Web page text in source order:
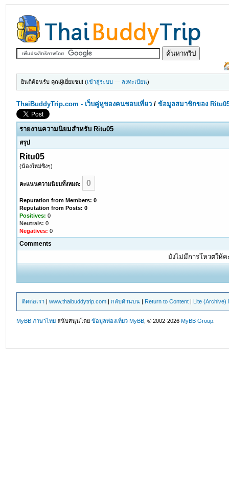
ยินดีต้อนรับ คุณผู้เยี่ยมชม! (เข้าสู่ระบบ — ลงทะเบียน)
ThaiBuddyTrip.com - เว็บคู่หูของคนชอบเที่ยว /ข้อมูลสมาชิกของ
รายงานความนิยมสำหรับ Ritu05
สรุป
Ritu05
(น้องใหม่ซิงๆ)
คะแนนความนิยมทั้งหมด: 0
Reputation from Members: 0
Reputation from Posts: 0
Positives: 0
Neutrals: 0
Negatives: 0
Comments
ยังไม่มีการโหวตให้
ติดต่อเรา |www.thaibuddytrip.com |กลับด้านบน | Return to Content | Lite (Archive)
MyBB ภาษาไทย สนับสนุนโดยข้อมูลท่องเที่ยว MyBB , © 2002-2026MyBB Group